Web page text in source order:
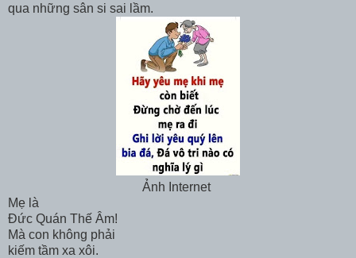
qua những sân si sai lầm.
Ảnh Internet
Mẹ là
Đức Quán Thế Âm!
Mà con không phải
kiếm tầm xa xôi.